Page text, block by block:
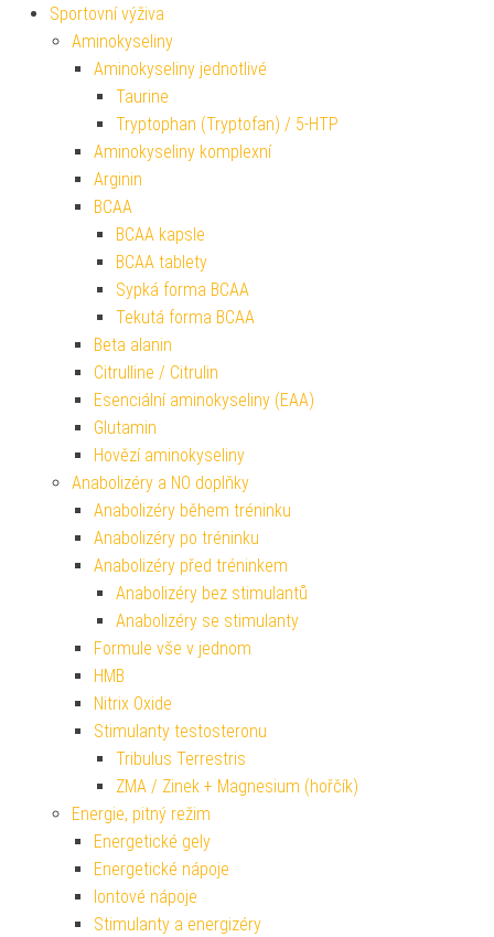
Sportovní výživa
Aminokyseliny
Aminokyseliny jednotlivé
Taurine
Tryptophan (Tryptofan) / 5-HTP
Aminokyseliny komplexní
Arginin
BCAA
BCAA kapsle
BCAA tablety
Sypká forma BCAA
Tekutá forma BCAA
Beta alanin
Citrulline / Citrulin
Esenciální aminokyseliny (EAA)
Glutamin
Hovězí aminokyseliny
Anabolizéry a NO doplňky
Anabolizéry během tréninku
Anabolizéry po tréninku
Anabolizéry před tréninkem
Anabolizéry bez stimulantů
Anabolizéry se stimulanty
Formule vše v jednom
HMB
Nitrix Oxide
Stimulanty testosteronu
Tribulus Terrestris
ZMA / Zinek + Magnesium (hořčík)
Energie, pitný režim
Energetické gely
Energetické nápoje
Iontové nápoje
Stimulanty a energizéry